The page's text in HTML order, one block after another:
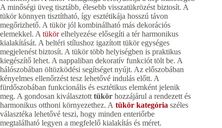
A minőségi üveg tisztább, élesebb visszatükrözést biztosít. A
tükör könnyen tisztítható, így esztétikája hosszú távon
megőrizhető. A tükör jól kombinálható más dekorációs
elemekkel. Atükörelhelyezése elősegíti a tér harmonikus
kialakítását. A beltéri stílushoz igazított tükör egységes
megjelenést biztosít. A tükör több helyiségben is praktikus
kiegészítő lehet. A nappaliban dekoratív funkciót tölt be. A
hálószobában öltözködési segítséget nyújt. Az előszobában
kényelmes ellenőrzést tesz lehetővé indulás előtt. A
fürdőszobában funkcionális és esztétikus elemként jelenik
meg. A gondosan kiválasztotttükör hozzájárul a rendezett és
harmonikus otthoni környezethez. A tükör kategória széles
választéka lehetővé teszi, hogy minden enteriőrbe
megtalálható legyen a megfelelő kialakítás és méret.